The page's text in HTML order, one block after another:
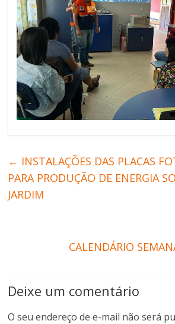
← INSTALAÇÕES DAS PLACAS
PARA PRODUÇÃO DE ENERGIA
JARDIM
CALENDÁRIO
Deixe um comentário
O seu endereço de e-mail não será